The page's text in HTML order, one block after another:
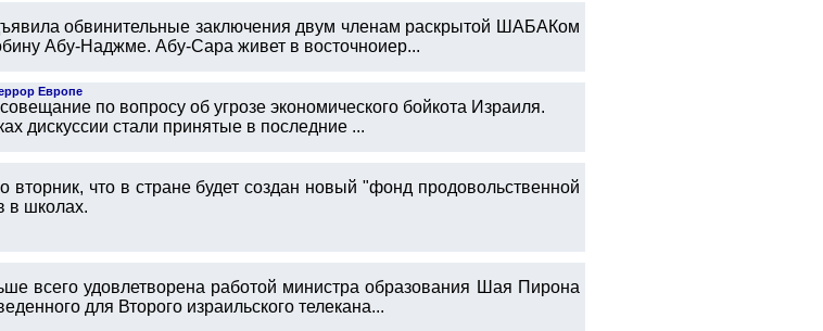
обвинительные заключения двум членам раскрытой ШАБАКом
Абу-Наджме. Абу-Сара живет в восточноиер...
Европе
по вопросу об угрозе экономического бойкота Израиля.
дискуссии стали принятые в последние ...
что в стране будет создан новый "фонд продовольственной
в школах.
всего удовлетворена работой министра образования Шая Пирона
для Второго израильского телекана...